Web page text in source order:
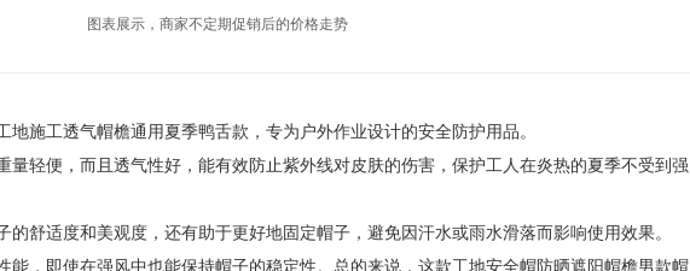
图表展示，商家不定期促销后的价格走势
施工透气帽檐通用夏季鸭舌款，专为户外作业设计的安全防护用品。
量轻便，而且透气性好，能有效防止紫外线对皮肤的伤害，保护工人在炎热的夏季不受到强
舒适度和美观度，还有助于更好地固定帽子，避免因汗水或雨水滑落而影响使用效果。
能，即使在强风中也能保持帽子的稳定性。总的来说，这款工地安全帽防晒遮阳帽檐男款帽